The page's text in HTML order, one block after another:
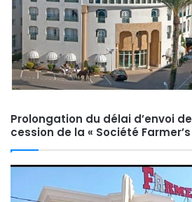
Prolongation du délai d’envoi
cession de la « Société Farmer’s